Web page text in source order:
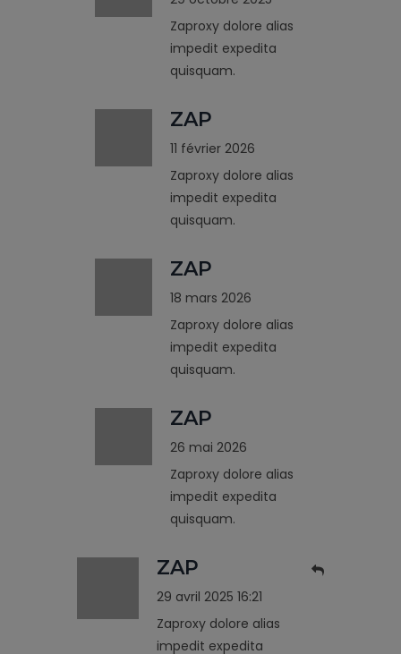
Zaproxy dolore alias
impedit expedita
quisquam.
ZAP
11 février 2026
Zaproxy dolore alias
impedit expedita
quisquam.
ZAP
18 mars 2026
Zaproxy dolore alias
impedit expedita
quisquam.
ZAP
26 mai 2026
Zaproxy dolore alias
impedit expedita
quisquam.
ZAP
29 avril 2025 16:21
Zaproxy dolore alias
impedit expedita